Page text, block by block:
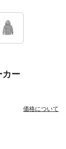
ー
価格について